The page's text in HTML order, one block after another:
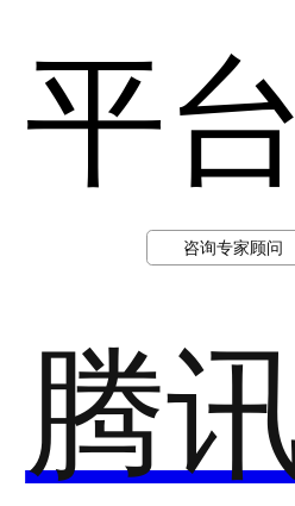
平台
咨询专家顾问